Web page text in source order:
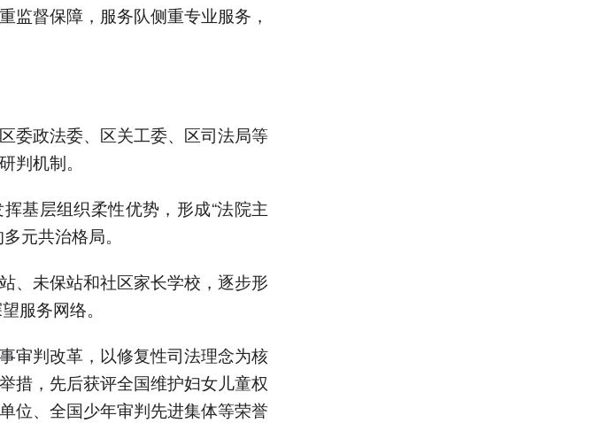
督保障，服务队侧重专业服务，
委政法委、区关工委、区司法局等
判机制。
基层组织柔性优势，形成“法院主
元共治格局。
、未保站和社区家长学校，逐步形
服务网络。
审判改革，以修复性司法理念为核
措，先后获评全国维护妇女儿童权
位、全国少年审判先进集体等荣誉